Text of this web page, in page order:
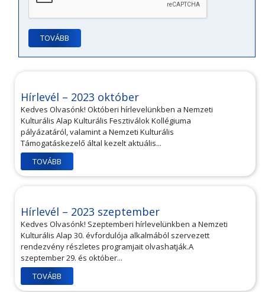
TOVÁBB
Hírlevél – 2023 október
Kedves Olvasónk! Októberi hírlevelünkben a Nemzeti
Kulturális Alap Kulturális Fesztiválok Kollégiuma
pályázatáról, valamint a Nemzeti Kulturális
Támogatáskezelő által kezelt aktuális...
TOVÁBB
Hírlevél – 2023 szeptember
Kedves Olvasónk! Szeptemberi hírlevelünkben a Nemzeti
Kulturális Alap 30. évfordulója alkalmából szervezett
rendezvény részletes programjait olvashatják.A
szeptember 29. és október...
TOVÁBB